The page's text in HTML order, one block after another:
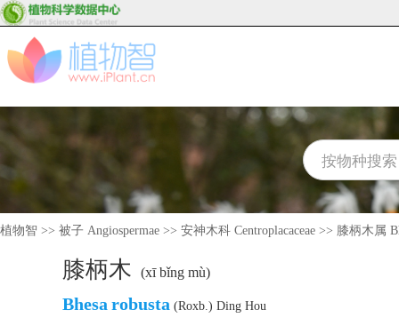
植物智 >> 被子 Angiospermae >> 安神木科 Centroplacaceae >> 膝柄木属
膝柄木 (xī bǐng mù)
Bhesa robusta (Roxb.) Ding Hou